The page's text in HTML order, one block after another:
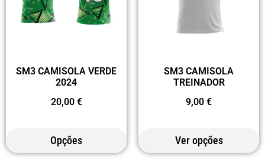
SM3 CAMISOLA VERDE
2024
20,00 €
Opções
SM3 CAMISOLA
TREINADOR
9,00 €
Ver opções